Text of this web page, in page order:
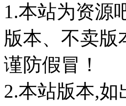
1.本站为资源
版本、不卖版
谨防假冒！
2.本站版本,